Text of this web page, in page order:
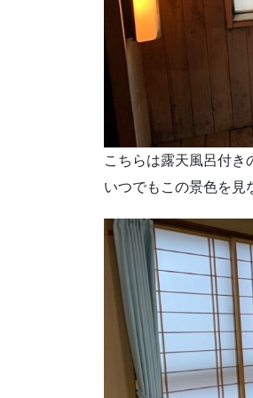
こちらは露天風呂付き
いつでもこの景色を見